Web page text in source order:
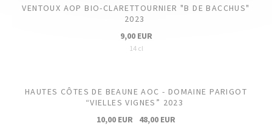
VENTOUX AOP BIO-CLARETTOURNIER "B DE BACCHUS"
2023
9,00 EUR
14 cl
HAUTES CÔTES DE BEAUNE AOC - DOMAINE PARIGOT
“VIELLES VIGNES” 2023
10,00 EUR
48,00 EUR